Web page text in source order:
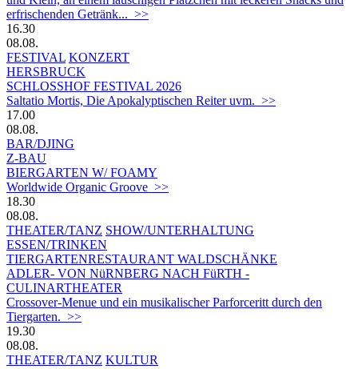
erfrischenden Getränk... >>
16.30
08.08.
FESTIVAL KONZERT
HERSBRUCK
SCHLOSSHOF FESTIVAL 2026
Saltatio Mortis, Die Apokalyptischen Reiter uvm. >>
17.00
08.08.
BAR/DJING
Z-BAU
BIERGARTEN W/ FOAMY
Worldwide Organic Groove >>
18.30
08.08.
THEATER/TANZ SHOW/UNTERHALTUNG
ESSEN/TRINKEN
TIERGARTEN­RESTAURANT WALDSCHÄNKE
ADLER- VON NüRNBERG NACH FüRTH -
CULINARTHEATER
Crossover-Menue und ein musikalischer Parforceritt durch den
Tiergarten. >>
19.30
08.08.
THEATER/TANZ KULTUR